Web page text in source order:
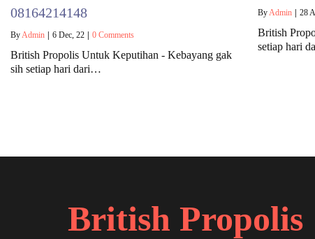
08164214148
ByAdmin 6 Dec, 22 0 Comments
British Propolis Untuk Keputihan - Kebayang gak
sih setiap hari dari…
ByAdmin 28
British
setiap hari
British Propolis